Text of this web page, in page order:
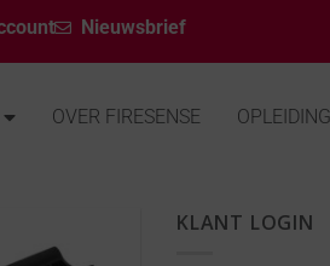
Nieuwsbrief
OVER FIRESENSE
KLANT LOGIN